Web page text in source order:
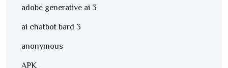
adobe generative ai 3
ai chatbot bard 3
anonymous